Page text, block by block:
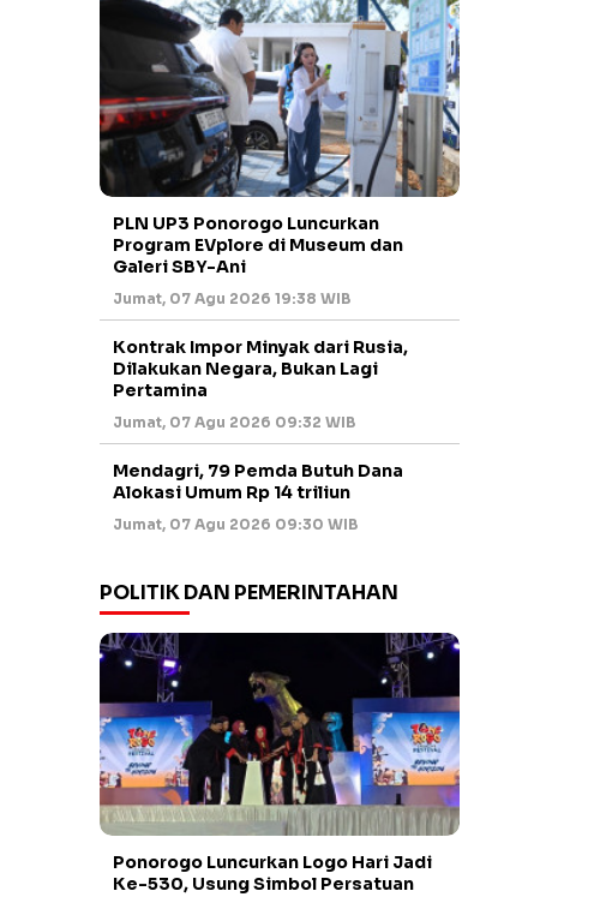
PLN UP3 Ponorogo Luncurkan
Program EVplore di Museum dan
Galeri SBY-Ani
Jumat, 07 Agu 2026 19:38 WIB
Kontrak Impor Minyak dari Rusia,
Dilakukan Negara, Bukan Lagi
Pertamina
Jumat, 07 Agu 2026 09:32 WIB
Mendagri, 79 Pemda Butuh Dana
Alokasi Umum Rp 14 triliun
Jumat, 07 Agu 2026 09:30 WIB
POLITIK DAN PEMERINTAHAN
Ponorogo Luncurkan Logo Hari Jadi
Ke-530, Usung Simbol Persatuan